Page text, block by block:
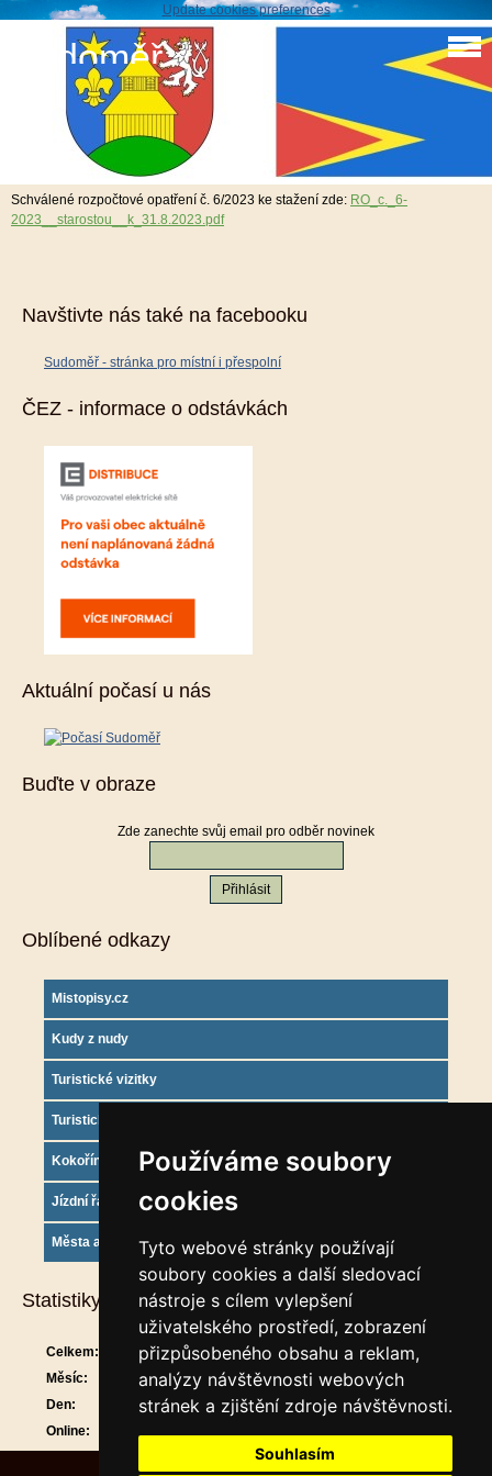
Používáme soubory
cookies
Tyto webové stránky používají
soubory cookies a další sledovací
nástroje s cílem vylepšení
uživatelského prostředí, zobrazení
přizpůsobeného obsahu a reklam,
analýzy návštěvnosti webových
stránek a zjištění zdroje návštěvnosti.
Souhlasím
Update cookies preferences
Sudoměř
Schválené rozpočtové opatření č. 6/2023
31. 8. 2023
Schválené rozpočtové opatření č. 6/2023 ke stažení zde: RO_c._6-
2023__starostou__k_31.8.2023.pdf
Navštivte nás také na facebooku
Sudoměř - stránka pro místní i přespolní
ČEZ - informace o odstávkách
Aktuální počasí u nás
Buďte v obraze
Zde zanechte svůj email pro odběr novinek
Oblíbené odkazy
Mistopisy.cz
Kudy z nudy
Turistické vizitky
Turistický deník
Kokořínsko info
Jízdní řády
Města a obce
Statistiky
Online:
Celkem:
909214
Měsíc:
29607
Den: